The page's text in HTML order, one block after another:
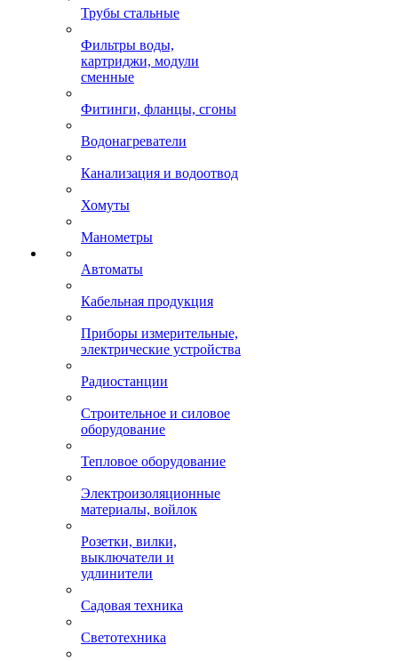
Трубы стальные
Фильтры воды,
картриджи, модули
сменные
Фитинги, фланцы, сгоны
Водонагреватели
Канализация и водоотвод
Хомуты
Манометры
Автоматы
Кабельная продукция
Приборы измерительные,
электрические устройства
Радиостанции
Строительное и силовое
оборудование
Тепловое оборудование
Электроизоляционные
материалы, войлок
Розетки, вилки,
выключатели и
удлинители
Садовая техника
Светотехника